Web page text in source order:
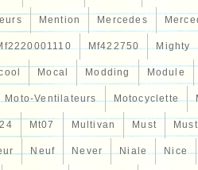
Mention Mercedes
Mf422750 Mighty
Mocal Modding Module
Moto-Ventilateurs Motocyclette
Mt07 Multivan Must
Neuf Never Niale Nice